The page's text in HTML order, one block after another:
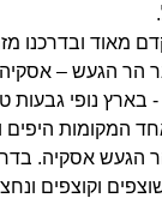
מאוד ובדרכנו
1 לעבר הר הגעש –
נופי גבעות
המקומות היפים
הגעש אסקיה.
וקוצפים